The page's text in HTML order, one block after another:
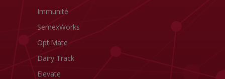
Immunité
SemexWorks
OptiMate
Dairy Track
Elevate